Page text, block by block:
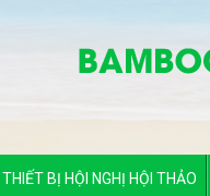
THIẾT BỊ HỘI NGHỊ HỘI THẢO